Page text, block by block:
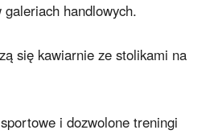
handlowych.
się kawiarnie ze stolikami na
i dozwolone treningi